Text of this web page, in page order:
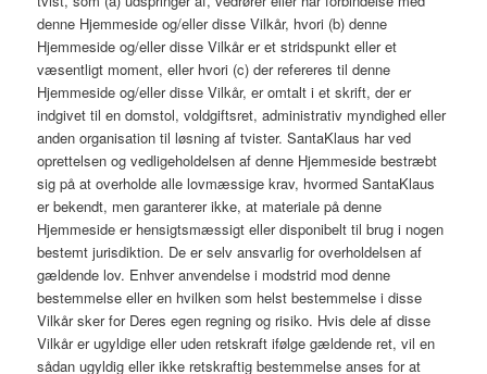
denne Hjemmeside og/eller disse Vilkår, hvori (b) denne
Hjemmeside og/eller disse Vilkår er et stridspunkt eller et
væsentligt moment, eller hvori (c) der refereres til denne
Hjemmeside og/eller disse Vilkår, er omtalt i et skrift, der er
indgivet til en domstol, voldgiftsret, administrativ myndighed eller
anden organisation til løsning af tvister. SantaKlaus har ved
oprettelsen og vedligeholdelsen af denne Hjemmeside bestræbt
sig på at overholde alle lovmæssige krav, hvormed SantaKlaus
er bekendt, men garanterer ikke, at materiale på denne
Hjemmeside er hensigtsmæssigt eller disponibelt til brug i nogen
bestemt jurisdiktion. De er selv ansvarlig for overholdelsen af
gældende lov. Enhver anvendelse i modstrid mod denne
bestemmelse eller en hvilken som helst bestemmelse i disse
Vilkår sker for Deres egen regning og risiko. Hvis dele af disse
Vilkår er ugyldige eller uden retskraft ifølge gældende ret, vil en
sådan ugyldig eller ikke retskraftig bestemmelse anses for at